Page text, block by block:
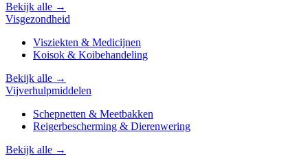
Bekijk alle →
Visgezondheid
Visziekten & Medicijnen
Koisok & Koibehandeling
Bekijk alle →
Vijverhulpmiddelen
Schepnetten & Meetbakken
Reigerbescherming & Dierenwering
Bekijk alle →